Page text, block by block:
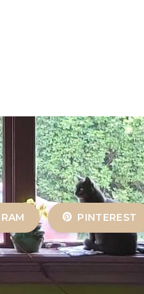
PINTEREST